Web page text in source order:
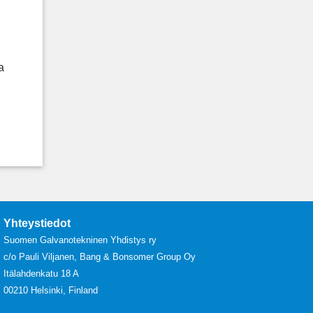
Yhteystiedot
Suomen Galvanotekninen Yhdistys ry
c/o Pauli Viljanen, Bang & Bonsomer Group Oy
Itälahdenkatu 18 A
00210 Helsinki, Finland